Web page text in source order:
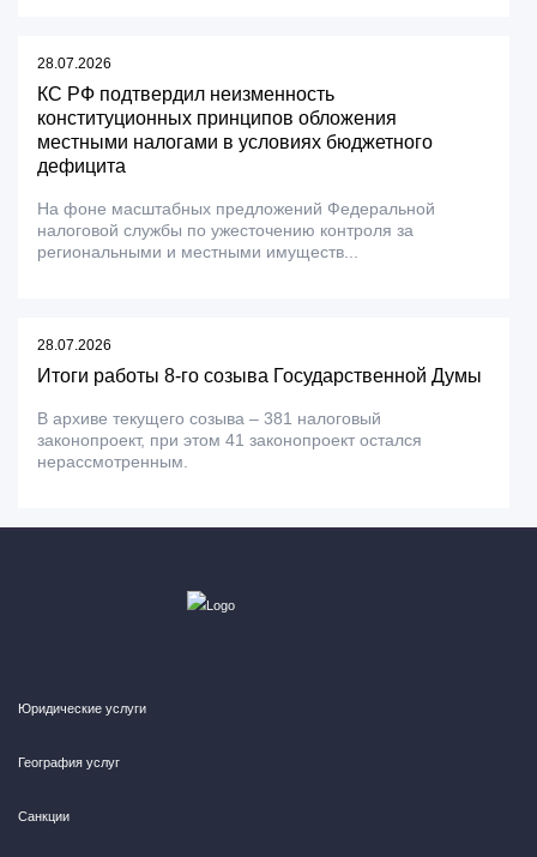
28.07.2026
КС РФ подтвердил неизменность
конституционных принципов обложения
местными налогами в условиях бюджетного
дефицита
На фоне масштабных предложений Федеральной
налоговой службы по ужесточению контроля за
региональными и местными имуществ...
28.07.2026
Итоги работы 8-го созыва Государственной Думы
В архиве текущего созыва – 381 налоговый
законопроект, при этом 41 законопроект остался
нерассмотренным.
Юридические услуги
География услуг
Санкции